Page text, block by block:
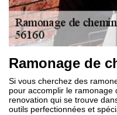
Ramonage de
Si vous cherchez des
pour accomplir le ramonage
renovation qui se trouve
outils perfectionnées et